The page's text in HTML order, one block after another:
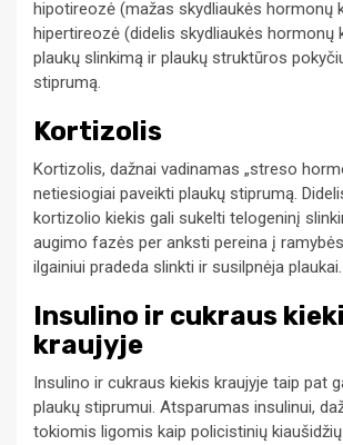
hipotireozė (mažas skydliaukės hormonų
hipertireozė (didelis skydliaukės hormonų
plaukų slinkimą ir plaukų struktūros
stiprumą.
Kortizolis
Kortizolis, dažnai vadinamas „streso
netiesiogiai paveikti plaukų stiprumą.
kortizolio kiekis gali sukelti telogeninį
augimo fazės per anksti pereina į
ilgainiui pradeda slinkti ir susilpnėja plaukai.
Insulino ir cukraus
kraujyje
Insulino ir cukraus kiekis kraujyje taip pat
plaukų stiprumui. Atsparumas insulinui,
tokiomis ligomis kaip policistinių